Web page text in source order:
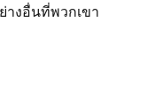
งอื่นที่พวกเขา